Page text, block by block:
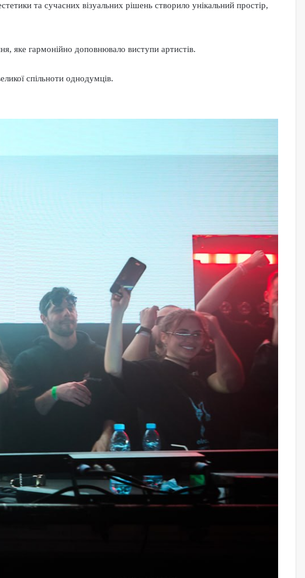
та сучасних візуальних рішень створило унікальний простір,
яке гармонійно доповнювало виступи артистів.
спільноти однодумців.